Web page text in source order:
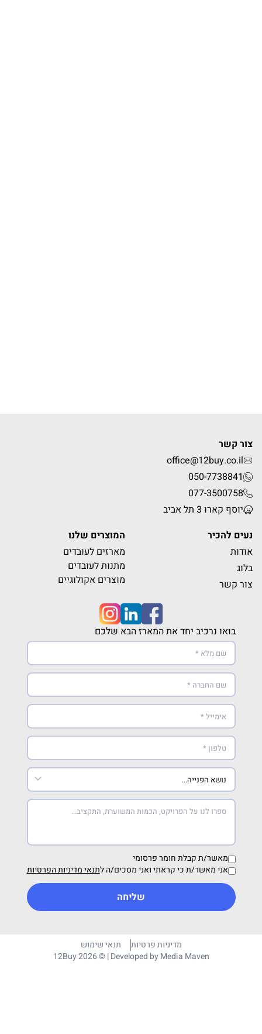
צור קשר
office@12buy.co.il
050-7738841
077-3500758
יוסף קארו 3 תל אביב
נעים להכיר
אודות
בלוג
צור קשר
המוצרים שלנו
מארזים לעובדים
מתנות לעובדים
מוצרים אקולוגיים
בואו נרכיב יחד את המארז הבא שלכם
מאשר/ת קבלת חומר פרסומי
אני מאשר/ת כי קראתי ואני מסכים/ה לתנאי מדיניות הפרטיות
שליחה
מדיניות פרטיות
תנאי שימוש
12Buy 2026 © | Developed byMedia Maven